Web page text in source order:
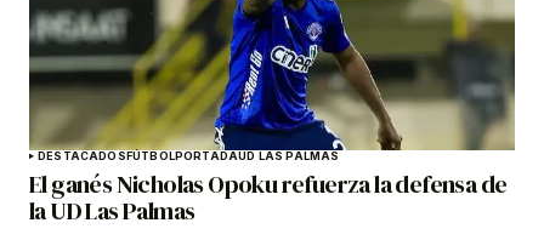
DESTACADOSFÚTBOLPORTADAUD LAS PALMAS
El ganés Nicholas Opoku refuerza la defensa de
la UD Las Palmas